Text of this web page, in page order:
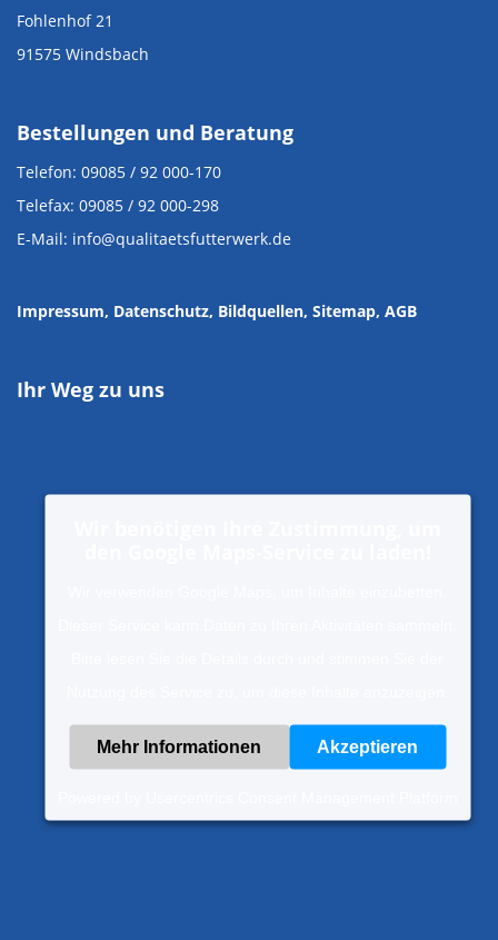
Fohlenhof 21
91575 Windsbach
Bestellungen und Beratung
Telefon: 09085 / 92 000-170
Telefax: 09085 / 92 000-298
E-Mail: info@qualitaetsfutterwerk.de
Impressum, Datenschutz, Bildquellen, Sitemap, AGB
Ihr Weg zu uns
Mehr Informationen Akzeptieren